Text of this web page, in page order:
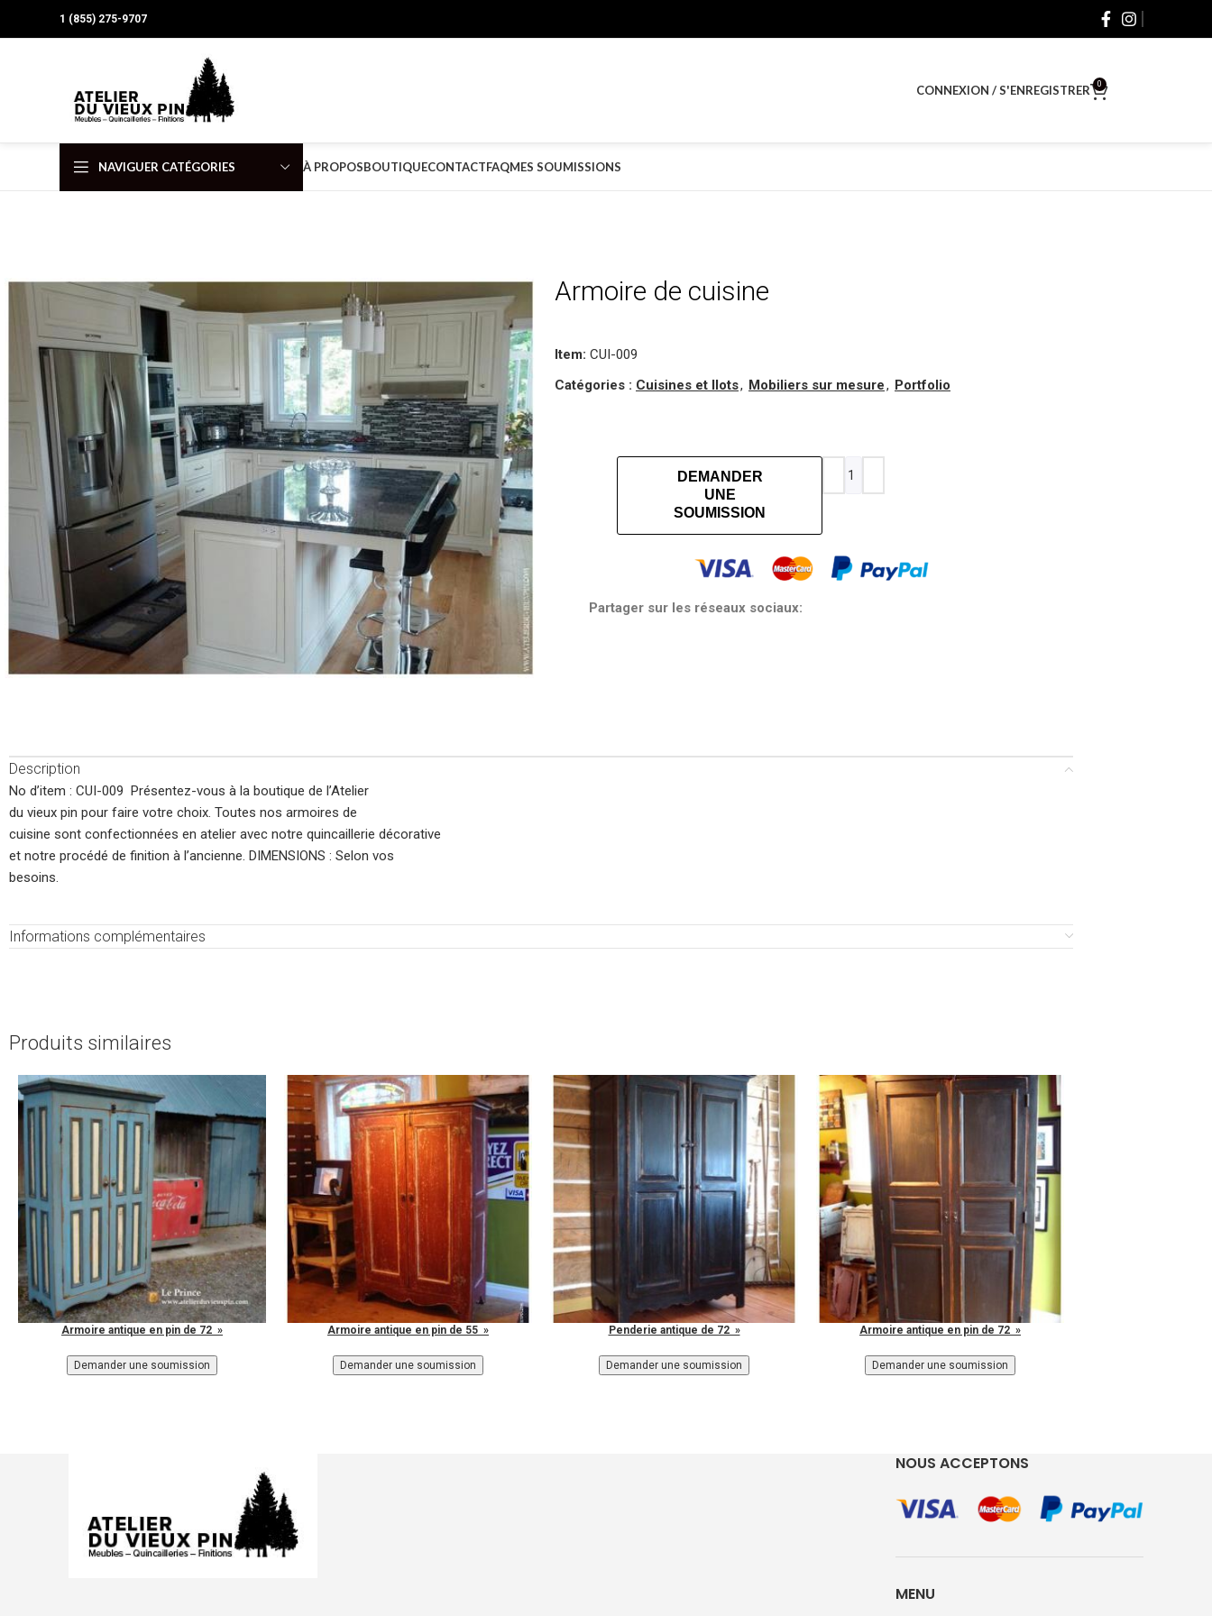
1 (855) 275-9707
CONNEXION / S'ENREGISTRER 0
NAVIGUER CATÉGORIES À PROPOSBOUTIQUECONTACTFAQMES SOUMISSIONS
Armoire de cuisine
Item: CUI-009
Catégories : Cuisines et Ilots, Mobiliers sur mesure, Portfolio
DEMANDER
UNE
SOUMISSION
Partager sur les réseaux sociaux:
Description
No d’item : CUI-009 Présentez-vous à la boutique de l’Atelier
du vieux pin pour faire votre choix. Toutes nos armoires de
cuisine sont confectionnées en atelier avec notre quincaillerie décorative
et notre procédé de finition à l’ancienne. DIMENSIONS : Selon vos
besoins.
Informations complémentaires
Produits similaires
Armoire antique en pin de 72 » Armoire antique en pin de 55 » Penderie antique de 72 » Armoire antique en pin de 72 »
NOUS ACCEPTONS
MENU